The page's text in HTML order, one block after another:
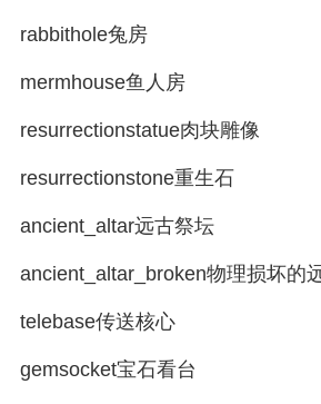
rabbithole兔房
mermhouse鱼人房
resurrectionstatue肉块雕像
resurrectionstone重生石
ancient_altar远古祭坛
ancient_altar_broken物理损坏的
telebase传送核心
gemsocket宝石看台